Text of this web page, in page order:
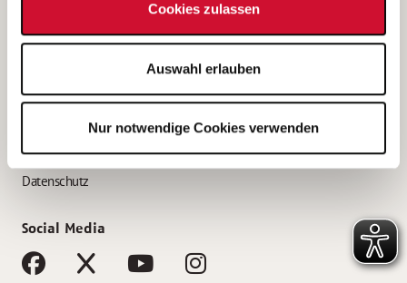
Cookies zulassen
Auswahl erlauben
Nur notwendige Cookies verwenden
Bewerbung als Erzieher*in
AWO Gliederungen nach Bundesland
Impressum
Datenschutz
Social Media